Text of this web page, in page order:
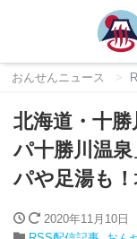
おんせんニュース
北海道・十
パ十勝川温
パや足湯も！
2020年11月10日